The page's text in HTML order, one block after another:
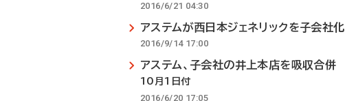
2016/6/21 04:30
アステムが西日本ジェネリックを子会社化
2016/9/14 17:00
アステム、子会社の井上本店を吸収合併
10月1日付
2016/6/20 17:05